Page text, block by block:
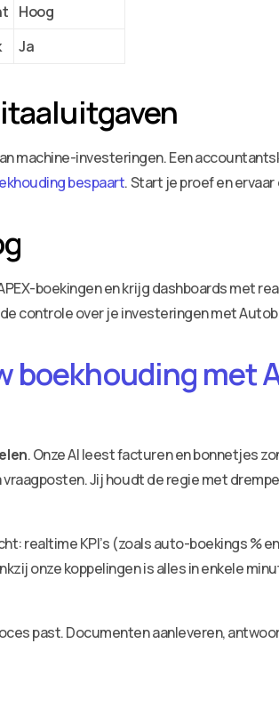
Hoog
Ja
machine-investeringen. Een
bespaart. Start je proef en ervaar
boekingen en krijg dashboards met
controle over je investeringen met
boekhouding met
. Onze AI leest facturen en bonnetjes
Jij houdt de regie met
realtime KPI’s (zoals auto-boekings %
onze koppelingen is alles in enkele
past. Documenten aanleveren,